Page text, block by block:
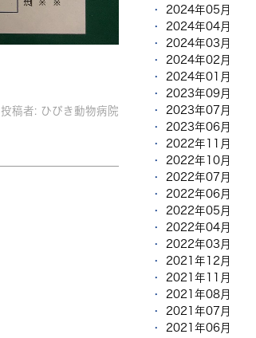
投稿者: ひびき動物病院
2024年05月
2024年04月
2024年03月
2024年02月
2024年01月
2023年09月
2023年07月
2023年06月
2022年11月
2022年10月
2022年07月
2022年06月
2022年05月
2022年04月
2022年03月
2021年12月
2021年11月
2021年08月
2021年07月
2021年06月